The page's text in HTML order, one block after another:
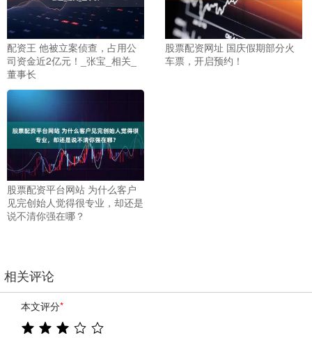
配资王 他被立案侦查，占用公
司资金近2亿元！_张宝_相关_
董事长
股票配资网址 国庆假期部分火
车票，开启预约！
股票配资平台网站 为什么客户
见完创始人觉得很专业，却还是
说不清你强在哪？
相关评论
本文评分*